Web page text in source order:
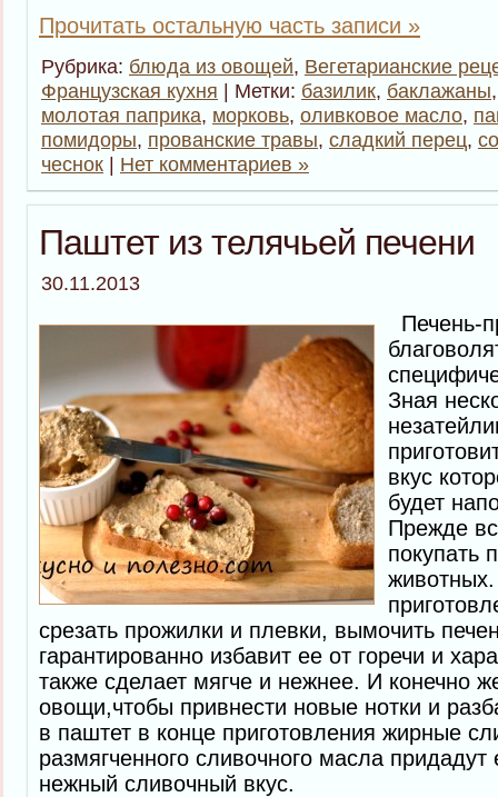
Прочитать остальную часть записи »
Рубрика: блюда из овощей, Вегетарианские
Французская кухня | Метки: базилик, баклажаны
молотая паприка, морковь, оливковое масло,
помидоры, прованские травы, сладкий перец,
чеснок | Нет комментариев »
Паштет из телячьей печени
30.11.2013
Печень-
Зная
вкус
будет
Прежде
покупать
срезать прожилки и плевки, вымочить
гарантированно избавит ее от горечи и
также сделает мягче и нежнее. И конечно
овощи,чтобы привнести новые нотки и
в паштет в конце приготовления жирные
размягченного сливочного масла
нежный сливочный вкус.